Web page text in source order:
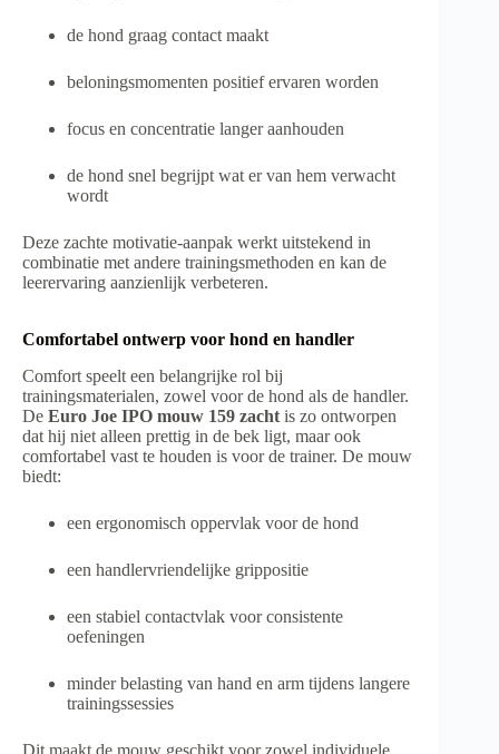
de hond graag contact maakt
beloningsmomenten positief ervaren worden
focus en concentratie langer aanhouden
de hond snel begrijpt wat er van hem verwacht
wordt
Deze zachte motivatie-aanpak werkt uitstekend in
combinatie met andere trainingsmethoden en kan de
leerervaring aanzienlijk verbeteren.
Comfortabel ontwerp voor hond en handler
Comfort speelt een belangrijke rol bij
trainingsmaterialen, zowel voor de hond als de handler.
De Euro Joe IPO mouw 159 zacht is zo ontworpen
dat hij niet alleen prettig in de bek ligt, maar ook
comfortabel vast te houden is voor de trainer. De mouw
biedt:
een ergonomisch oppervlak voor de hond
een handlervriendelijke grippositie
een stabiel contactvlak voor consistente
oefeningen
minder belasting van hand en arm tijdens langere
trainingssessies
Dit maakt de mouw geschikt voor zowel individuele